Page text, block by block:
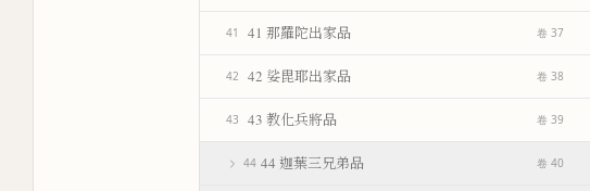
41 41 那羅陀出家品 卷 37
42 42 娑毘耶出家品 卷 38
43 43 教化兵將品 卷 39
44 44 迦葉三兄弟品 卷 40